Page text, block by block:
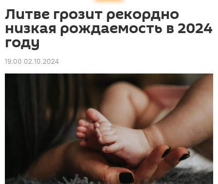
Литве грозит рекордно
низкая рождаемость в 2024
году
19:00 02.10.2024